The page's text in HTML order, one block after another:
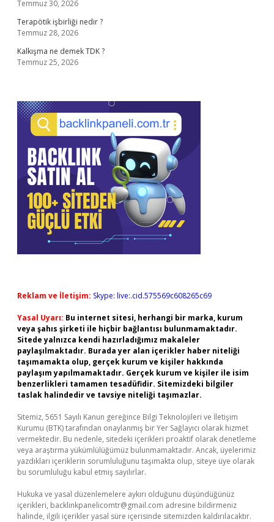
Temmuz 30, 2026
Terapötik işbirliği nedir ?
Temmuz 28, 2026
Kalkışma ne demek TDK ?
Temmuz 25, 2026
Reklam ve İletişim: Skype: live:.cid.575569c608265c69
Yasal Uyarı: Bu internet sitesi, herhangi bir marka, kurum
veya şahıs şirketi ile hiçbir bağlantısı bulunmamaktadır.
Sitede yalnızca kendi hazırladığımız makaleler
paylaşılmaktadır. Burada yer alan içerikler haber niteliği
taşımamakta olup, gerçek kurum ve kişiler hakkında
paylaşım yapılmamaktadır. Gerçek kurum ve kişiler ile isim
benzerlikleri tamamen tesadüfidir. Sitemizdeki bilgiler
taslak halindedir ve tavsiye niteliği taşımazlar.
Sitemiz, 5651 Sayılı Kanun gereğince Bilgi Teknolojileri ve İletişim
Kurumu (BTK) tarafından onaylanmış bir Yer Sağlayıcı olarak hizmet
vermektedir. Bu nedenle, sitedeki içerikleri proaktif olarak denetleme
veya araştırma yükümlülüğümüz bulunmamaktadır. Ancak, üyelerimiz
yazdıkları içeriklerin sorumluluğunu taşımakta olup, siteye üye olarak
bu sorumluluğu kabul etmiş sayılırlar.
Hukuka ve yasal düzenlemelere aykırı olduğunu düşündüğünüz
içerikleri, backlinkpanelicomtr@gmail.com adresine bildirmeniz
halinde, ilgili içerikler yasal süre içerisinde sitemizden kaldırılacaktır.